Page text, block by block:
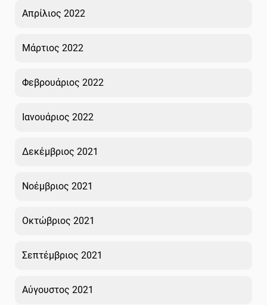
Απρίλιος 2022
Μάρτιος 2022
Φεβρουάριος 2022
Ιανουάριος 2022
Δεκέμβριος 2021
Νοέμβριος 2021
Οκτώβριος 2021
Σεπτέμβριος 2021
Αύγουστος 2021